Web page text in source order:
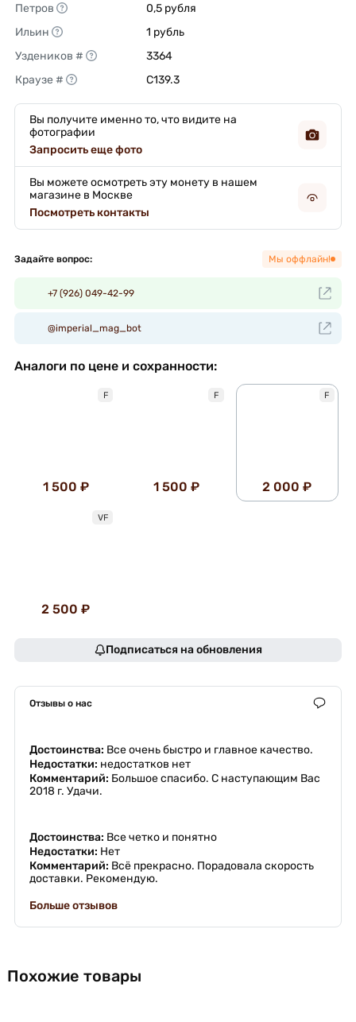
Петров
0,5 рубля
Ильин
1 рубль
Уздеников #
3364
Краузе #
C139.3
Вы получите именно то, что видите на
фотографии
Запросить еще фото
Вы можете осмотреть эту монету в нашем
магазине в Москве
Посмотреть контакты
Задайте вопрос: Мы оффлайн!
+7 (926) 049-42-99
@imperial_mag_bot
Аналоги по цене и сохранности:
F
1 500 ₽
F
1 500 ₽
F
2 000 ₽
VF
2 500 ₽
Подписаться на обновления
Отзывы о нас
Достоинства: Все очень быстро и главное качество.
Недостатки: недостатков нет
Комментарий: Большое спасибо. С наступающим Вас
2018 г. Удачи.
Достоинства: Все четко и понятно
Недостатки: Нет
Комментарий: Всё прекрасно. Порадовала скорость
доставки. Рекомендую.
Больше отзывов
Похожие товары